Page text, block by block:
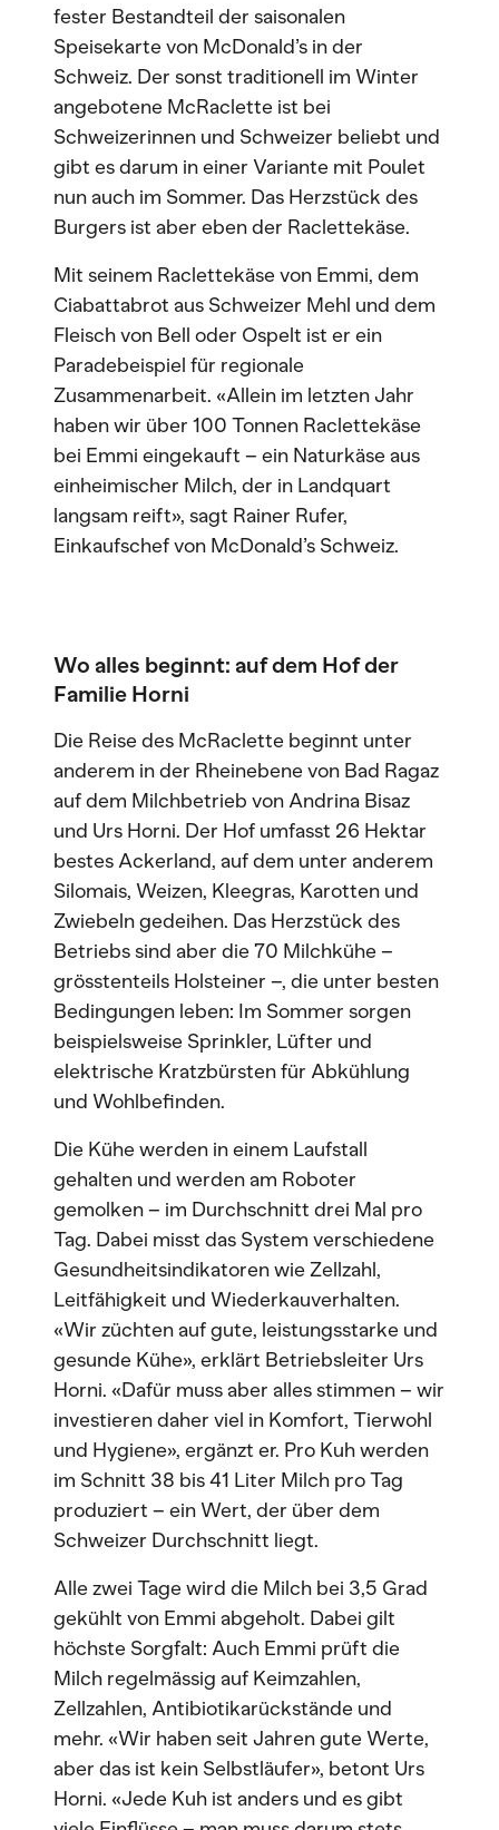
fester Bestandteil der saisonalen
Speisekarte von McDonald’s in der
Schweiz. Der sonst traditionell im Winter
angebotene McRaclette ist bei
Schweizerinnen und Schweizer beliebt und
gibt es darum in einer Variante mit Poulet
nun auch im Sommer. Das Herzstück des
Burgers ist aber eben der Raclettekäse.
Mit seinem Raclettekäse von Emmi, dem
Ciabattabrot aus Schweizer Mehl und dem
Fleisch von Bell oder Ospelt ist er ein
Paradebeispiel für regionale
Zusammenarbeit. «Allein im letzten Jahr
haben wir über 100 Tonnen Raclettekäse
bei Emmi eingekauft – ein Naturkäse aus
einheimischer Milch, der in Landquart
langsam reift», sagt Rainer Rufer,
Einkaufschef von McDonald’s Schweiz.
Wo alles beginnt: auf dem Hof der
Familie Horni
Die Reise des McRaclette beginnt unter
anderem in der Rheinebene von Bad Ragaz
auf dem Milchbetrieb von Andrina Bisaz
und Urs Horni. Der Hof umfasst 26 Hektar
bestes Ackerland, auf dem unter anderem
Silomais, Weizen, Kleegras, Karotten und
Zwiebeln gedeihen. Das Herzstück des
Betriebs sind aber die 70 Milchkühe –
grösstenteils Holsteiner –, die unter besten
Bedingungen leben: Im Sommer sorgen
beispielsweise Sprinkler, Lüfter und
elektrische Kratzbürsten für Abkühlung
und Wohlbefinden.
Die Kühe werden in einem Laufstall
gehalten und werden am Roboter
gemolken – im Durchschnitt drei Mal pro
Tag. Dabei misst das System verschiedene
Gesundheitsindikatoren wie Zellzahl,
Leitfähigkeit und Wiederkauverhalten.
«Wir züchten auf gute, leistungsstarke und
gesunde Kühe», erklärt Betriebsleiter Urs
Horni. «Dafür muss aber alles stimmen – wir
investieren daher viel in Komfort, Tierwohl
und Hygiene», ergänzt er. Pro Kuh werden
im Schnitt 38 bis 41 Liter Milch pro Tag
produziert – ein Wert, der über dem
Schweizer Durchschnitt liegt.
Alle zwei Tage wird die Milch bei 3,5 Grad
gekühlt von Emmi abgeholt. Dabei gilt
höchste Sorgfalt: Auch Emmi prüft die
Milch regelmässig auf Keimzahlen,
Zellzahlen, Antibiotikarückstände und
mehr. «Wir haben seit Jahren gute Werte,
aber das ist kein Selbstläufer», betont Urs
Horni. «Jede Kuh ist anders und es gibt